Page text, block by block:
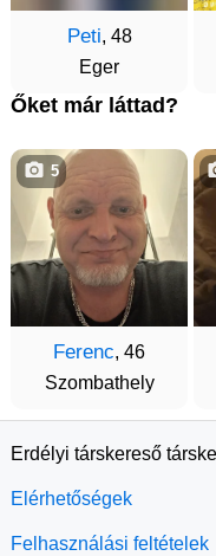
Peti, 48
Eger
Őket már láttad?
Ferenc, 46
Szombathely
5
Erdélyi társkereső
Elérhetőségek
Felhasználási feltételek